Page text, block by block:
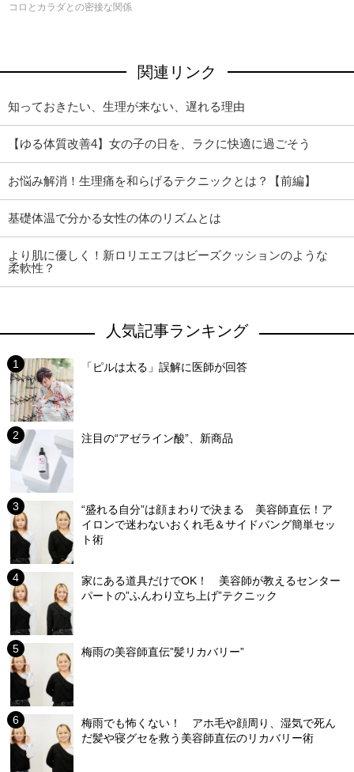
コロとカラダとの密接な関係
関連リンク
知っておきたい、生理が来ない、遅れる理由
【ゆる体質改善4】女の子の日を、ラクに快適に過ごそう
お悩み解消！生理痛を和らげるテクニックとは？【前編】
基礎体温で分かる女性の体のリズムとは
より肌に優しく！新ロリエエフはビーズクッションのような
柔軟性？
人気記事ランキング
「ピルは太る」誤解に医師が回答
注目の“アゼライン酸”、新商品
“盛れる自分”は顔まわりで決まる 美容師直伝！ア
イロンで迷わないおくれ毛＆サイドバング簡単セッ
ト術
家にある道具だけでOK！ 美容師が教えるセンター
パートの”ふんわり立ち上げ”テクニック
梅雨の美容師直伝”髪リカバリー”
梅雨でも怖くない！ アホ毛や顔周り、湿気で死ん
だ髪や寝グセを救う美容師直伝のリカバリー術